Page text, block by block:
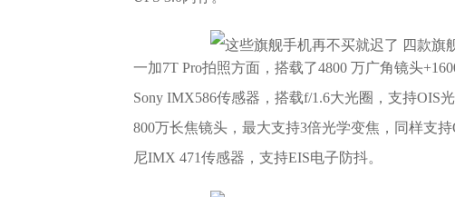
一加7T Pro拍照方面，搭载了4800 万广角镜头
Sony IMX586传感器，搭载f/1.6大光圈，支持OIS
800万长焦镜头，最大支持3倍光学变焦，同样支
尼IMX 471传感器，支持EIS电子防抖。